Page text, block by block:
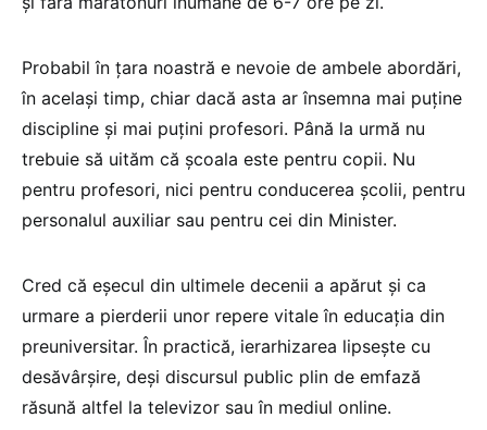
Probabil în țara noastră e nevoie de ambele abordări,
în același timp, chiar dacă asta ar însemna mai puține
discipline și mai puțini profesori. Până la urmă nu
trebuie să uităm că școala este pentru copii. Nu
pentru profesori, nici pentru conducerea școlii, pentru
personalul auxiliar sau pentru cei din Minister.
Cred că eșecul din ultimele decenii a apărut și ca
urmare a pierderii unor repere vitale în educația din
preuniversitar. În practică, ierarhizarea lipsește cu
desăvârșire, deși discursul public plin de emfază
răsună altfel la televizor sau în mediul online.